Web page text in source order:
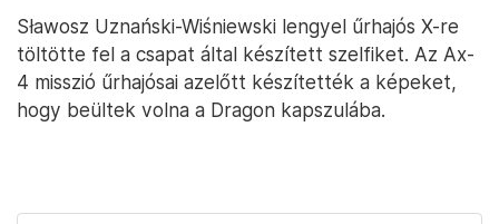
Sławosz Uznański-Wiśniewski lengyel űrhajós X-re
töltötte fel a csapat által készített szelfiket. Az Ax-
4 misszió űrhajósai azelőtt készítették a képeket,
hogy beültek volna a Dragon kapszulába.